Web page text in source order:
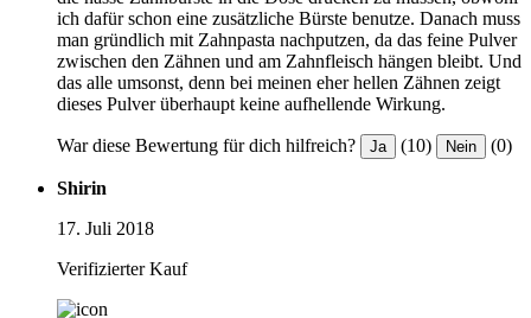
ich dafür schon eine zusätzliche Bürste benutze. Danach muss
man gründlich mit Zahnpasta nachputzen, da das feine Pulver
zwischen den Zähnen und am Zahnfleisch hängen bleibt. Und
das alle umsonst, denn bei meinen eher hellen Zähnen zeigt
dieses Pulver überhaupt keine aufhellende Wirkung.
War diese Bewertung für dich hilfreich? Ja (10) Nein (0)
Shirin
17. Juli 2018
Verifizierter Kauf